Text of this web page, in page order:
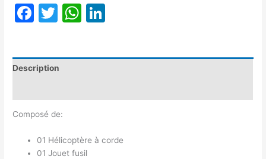
Facebook
TwitterWhatsApp
Description
Composé de:
01 Hélicoptère à corde
01 Jouet fusil